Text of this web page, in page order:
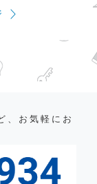
、お気軽にお